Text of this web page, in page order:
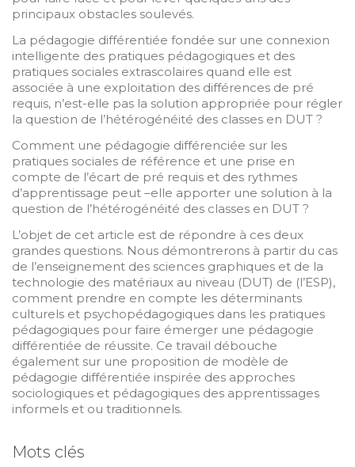
principaux obstacles soulevés.
La pédagogie différentiée fondée sur une connexion
intelligente des pratiques pédagogiques et des
pratiques sociales extrascolaires quand elle est
associée à une exploitation des différences de pré
requis, n’est-elle pas la solution appropriée pour régler
la question de l’hétérogénéité des classes en DUT ?
Comment une pédagogie différenciée sur les
pratiques sociales de référence et une prise en
compte de l’écart de pré requis et des rythmes
d’apprentissage peut –elle apporter une solution à la
question de l’hétérogénéité des classes en DUT ?
L’objet de cet article est de répondre à ces deux
grandes questions. Nous démontrerons à partir du cas
de l’enseignement des sciences graphiques et de la
technologie des matériaux au niveau (DUT) de (l’ESP),
comment prendre en compte les déterminants
culturels et psychopédagogiques dans les pratiques
pédagogiques pour faire émerger une pédagogie
différentiée de réussite. Ce travail débouche
également sur une proposition de modèle de
pédagogie différentiée inspirée des approches
sociologiques et pédagogiques des apprentissages
informels et ou traditionnels.
Mots clés